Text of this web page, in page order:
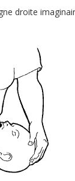
droite